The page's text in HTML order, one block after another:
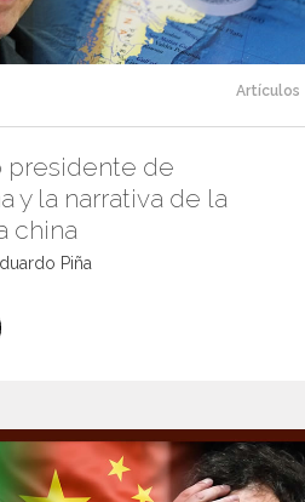
Artículos
presidente de
y la narrativa de la
china
Piña